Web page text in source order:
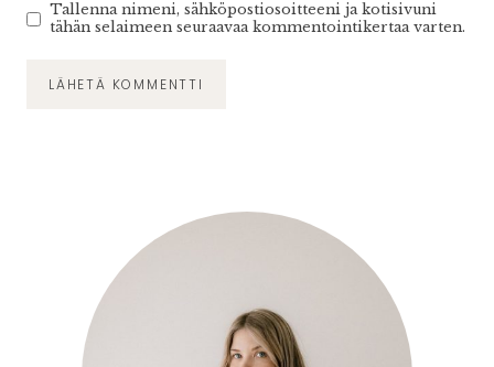
Tallenna nimeni, sähköpostiosoitteeni ja kotisivuni
tähän selaimeen seuraavaa kommentointikertaa varten.